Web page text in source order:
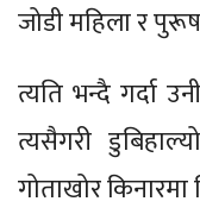
जोडी महिला र
त्यति भन्दै गर्दा
त्यसैगरी
गोताखोर किनारमा